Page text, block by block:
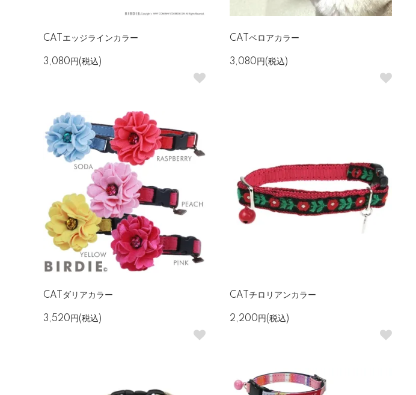
CATエッジラインカラー
3,080円(税込)
CATベロアカラー
3,080円(税込)
CATダリアカラー
3,520円(税込)
CATチロリアンカラー
2,200円(税込)